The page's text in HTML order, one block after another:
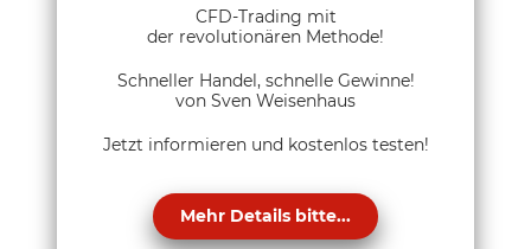
CFD-Trading mit
der revolutionären Methode!
Schneller Handel, schnelle Gewinne!
von Sven Weisenhaus
Jetzt informieren und kostenlos testen!
Mehr Details bitte...